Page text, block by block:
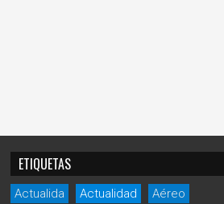
ETIQUETAS
Actualida Actualidad
Aéreo